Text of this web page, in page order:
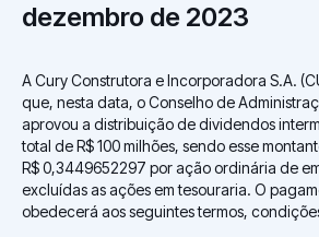
dezembro de 2023
A Cury Construtora e Incorporadora S.A.
que, nesta data, o Conselho de
aprovou a distribuição de dividendos
total de R$ 100 milhões, sendo esse
R$ 0,3449652297 por ação ordinária de
excluídas as ações em tesouraria. O
obedecerá aos seguintes termos,